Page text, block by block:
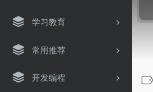
学习教育
常用推荐
开发编程